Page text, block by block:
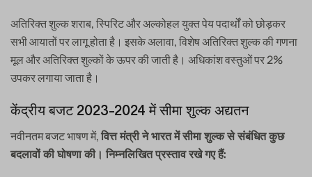
अतिरिक्त शुल्क शराब, स्पिरिट और अल्कोहल युक्त पेय पदार्थों को छोड़कर
सभी आयातों पर लागू होता है। इसके अलावा, विशेष अतिरिक्त शुल्क की गणना
मूल और अतिरिक्त शुल्कों के ऊपर की जाती है। अधिकांश वस्तुओं पर 2%
उपकर लगाया जाता है।
केंद्रीय बजट 2023-2024 में सीमा शुल्क अद्यतन
नवीनतम बजट भाषण में, वित्त मंत्री ने भारत में सीमा शुल्क से संबंधित कुछ
बदलावों की घोषणा की। निम्नलिखित प्रस्ताव रखे गए हैं: